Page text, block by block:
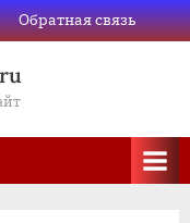
Обратная связь